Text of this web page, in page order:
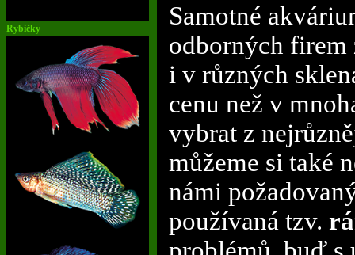
Rybičky
Samotné
odborných firem
i v různých
cenu než v
vybrat z
můžeme si také
námi
používaná tzv.